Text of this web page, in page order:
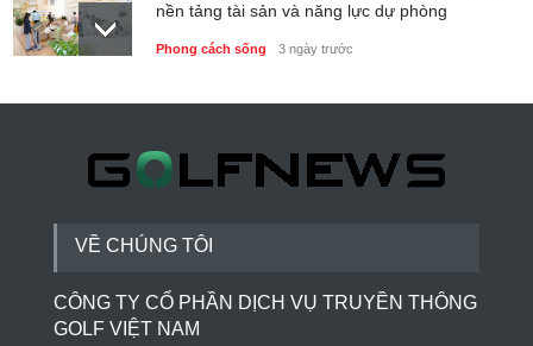
nền tảng tài sản và năng lực dự phòng
Phong cách sống 3 ngày trước
Thành lập Trung tâm Giải mã lượng tử Quang
Phong cách sống 3 ngày trước
VỀ CHÚNG TÔI
CÔNG TY CỔ PHẦN DỊCH VỤ TRUYỀN THÔNG
GOLF VIỆT NAM